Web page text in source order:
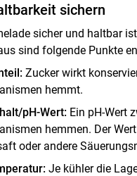
sichern
sicher und haltbar
sind folgende Punkte
Zucker wirkt
hemmt.
​pH-Wert: Ein pH-Wert
hemmen. Der
oder andere
Je kühler die